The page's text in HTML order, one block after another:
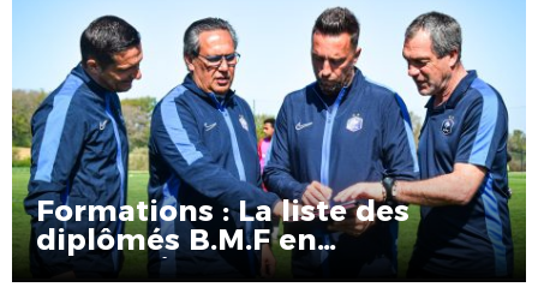
Formations : La liste des
diplômés B.M.F en
apprentissage